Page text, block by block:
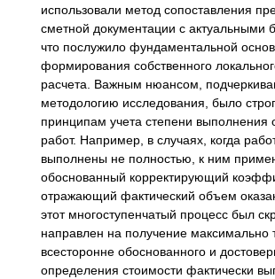
использовали метод сопоставления
сметной документации с актуальными
что послужило фундаментальной
формирования собственного
расчета. Важным нюансом,
методологию исследования, было
принципам учета степени выполнения
работ. Например, в случаях, когда
выполнены не полностью, к ним
обоснованный корректирующий
отражающий фактический объем
этот многоступенчатый процесс был
направлен на получение максимально
всесторонне обоснованного и
определения стоимости фактически